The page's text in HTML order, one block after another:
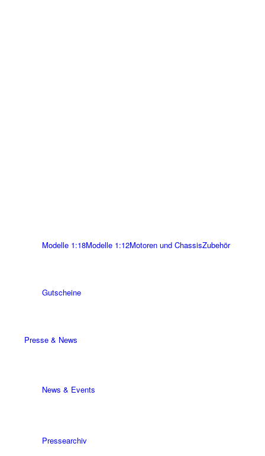
Modelle 1:18Modelle 1:12Motoren und ChassisZubehör
Gutscheine
Presse & News
News & Events
Pressearchiv